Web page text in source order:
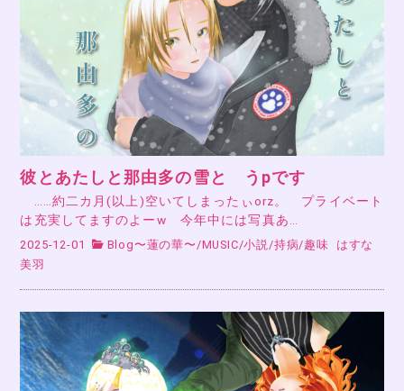
彼とあたしと那由多の雪と うpです
……約二カ月(以上)空いてしまったぃorz。 プライベート
は充実してますのよーw 今年中には写真あ…
2025-12-01 Blog〜蓮の華〜/MUSIC/小説/持病/趣味
はすな
美羽